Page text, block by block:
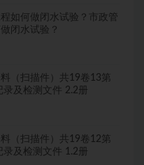
程如何做闭水试验？市政管
闭水试验？
（扫描件）共19卷13第
录及检测文件 2.2册
（扫描件）共19卷12第
录及检测文件 1.2册